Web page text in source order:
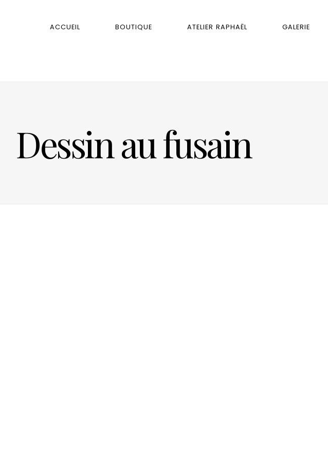
ACCUEIL BOUTIQUE ATELIER RAPHAËL GALERIE
Dessin au fusain